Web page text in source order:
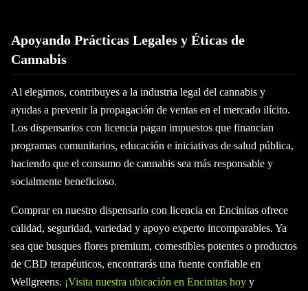
Apoyando Prácticas Legales y Éticas de
Cannabis
Al elegirnos, contribuyes a la industria legal del cannabis y
ayudas a prevenir la propagación de ventas en el mercado ilícito.
Los dispensarios con licencia pagan impuestos que financian
programas comunitarios, educación e iniciativas de salud pública,
haciendo que el consumo de cannabis sea más responsable y
socialmente beneficioso.
Comprar en nuestro dispensario con licencia en Encinitas ofrece
calidad, seguridad, variedad y apoyo experto incomparables. Ya
sea que busques flores premium, comestibles potentes o productos
de CBD terapéuticos, encontrarás una fuente confiable en
Wellgreens. ¡Visita nuestra ubicación en Encinitas hoy y